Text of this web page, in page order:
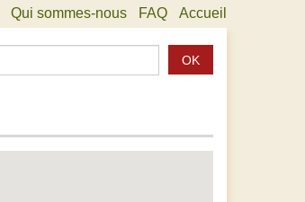
Qui sommes-nous FAQ Accueil
OK